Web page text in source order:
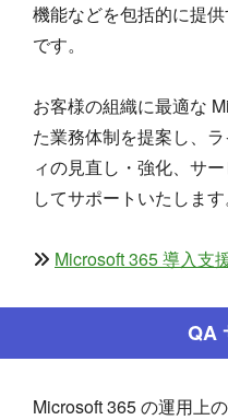
機能などを包括的に提
です。
お客様の組織に最適な
た業務体制を提案し、
ィの見直し・強化、サ
してサポートいたします
Microsoft 365 導入支
QA
Microsoft 365 の運用上